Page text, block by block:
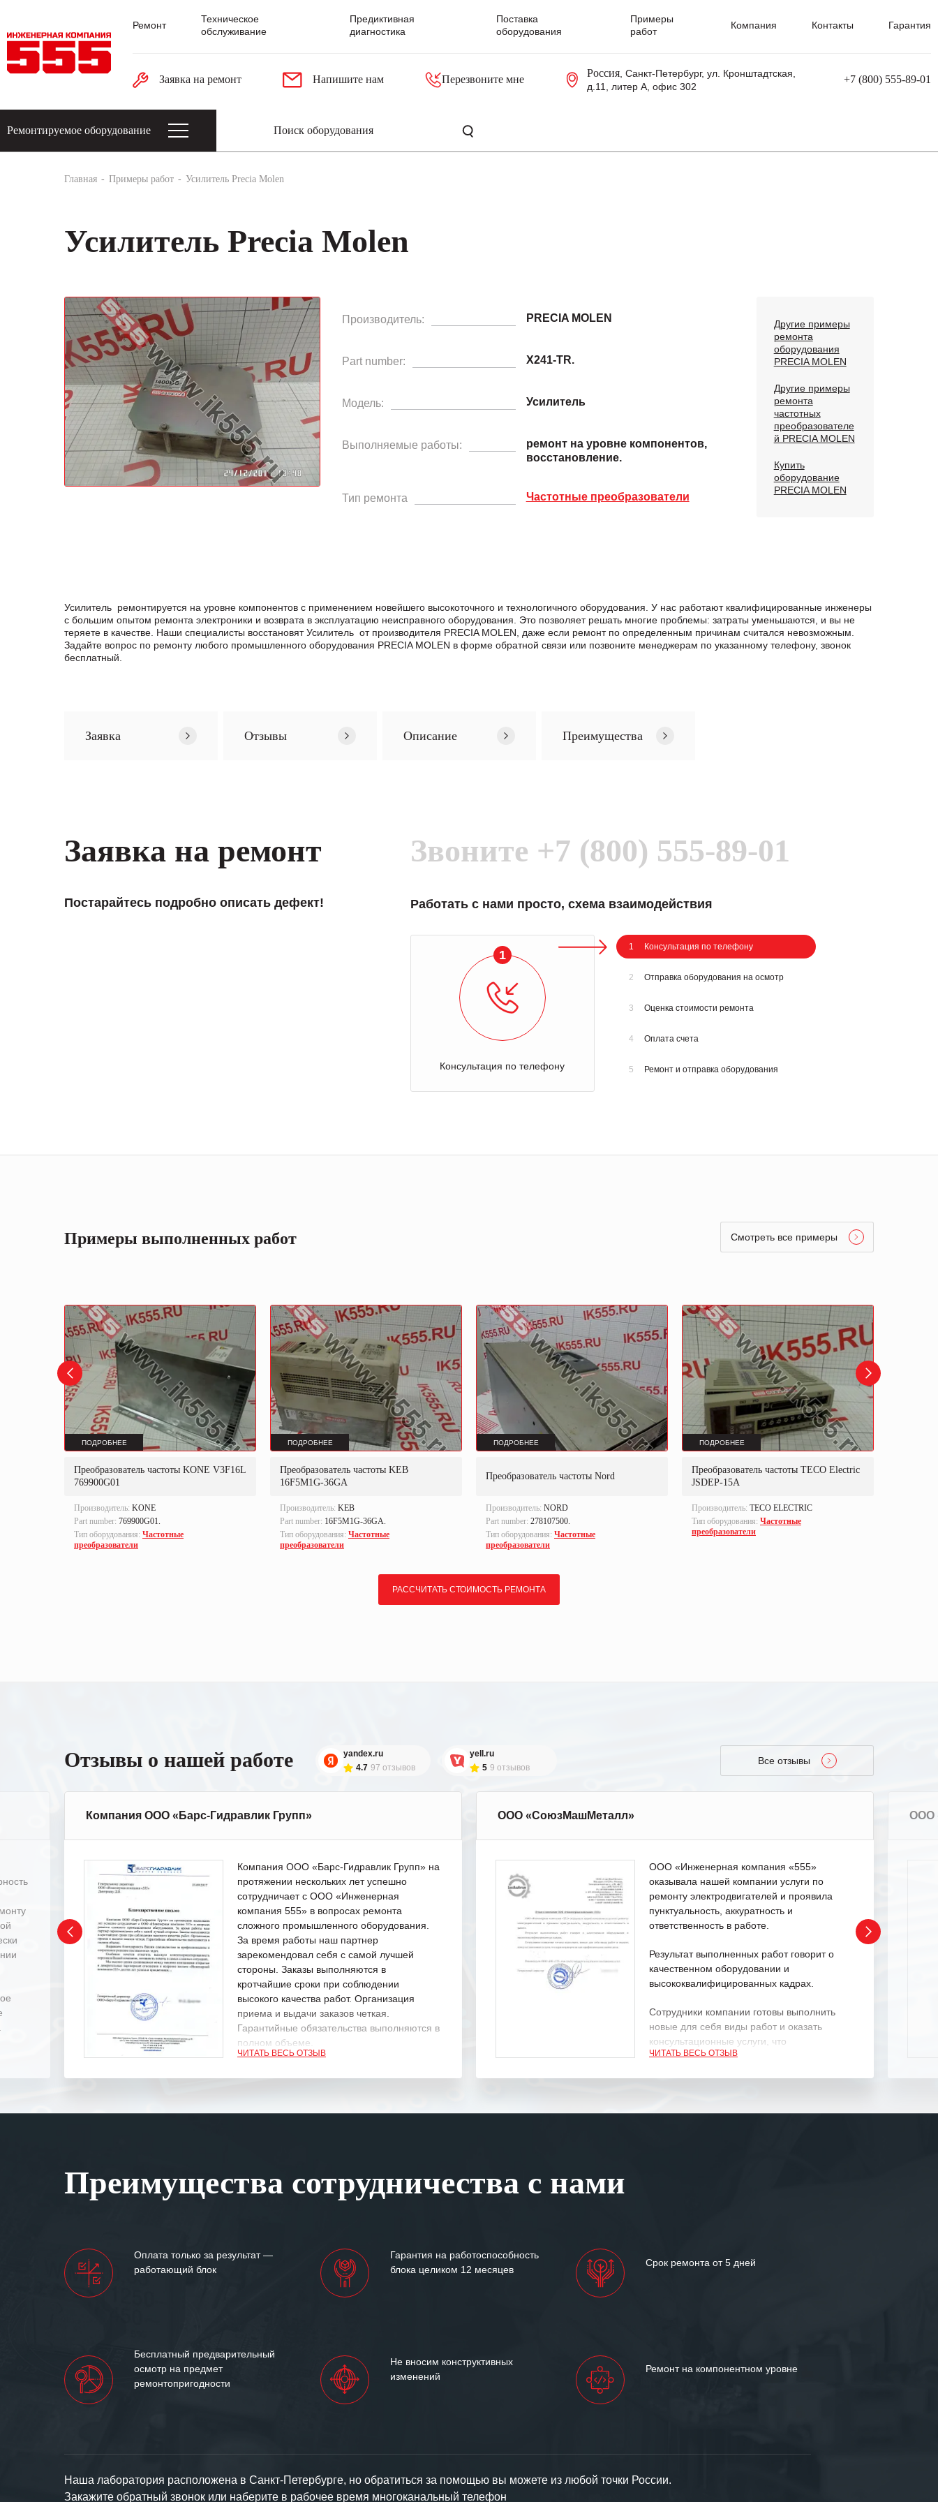
Ремонт
Техническое
обслуживание
Предиктивная
диагностика
Поставка
оборудования
Примеры
работ
Компания Контакты Гарантия
Заявка на ремонт Напишите нам Перезвоните мне
Россия, Санкт-Петербург, ул. Кронштадтская,
д.11, литер А, офис 302
+7 (800) 555-89-01
Ремонтируемое оборудование
Главная Примеры работ Усилитель Precia Molen
Усилитель Precia Molen
Производитель: PRECIA MOLEN
Part number: X241-TR.
Модель: Усилитель
Выполняемые работы:
ремонт на уровне компонентов,
восстановление.
Тип ремонта Частотные преобразователи
Другие примеры
ремонта
оборудования
PRECIA MOLEN
Другие примеры
ремонта
частотных
преобразователе
й PRECIA MOLEN
Купить
оборудование
PRECIA MOLEN
Усилитель ремонтируется на уровне компонентов с применением новейшего высокоточного и технологичного оборудования. У нас работают квалифицированные инженеры
с большим опытом ремонта электроники и возврата в эксплуатацию неисправного оборудования. Это позволяет решать многие проблемы: затраты уменьшаются, и вы не
теряете в качестве. Наши специалисты восстановят Усилитель от производителя PRECIA MOLEN, даже если ремонт по определенным причинам считался невозможным.
Задайте вопрос по ремонту любого промышленного оборудования PRECIA MOLEN в формe обратной связи или позвоните менеджерам по указанному телефону, звонок
бесплатный.
Заявка Отзывы Описание Преимущества
Заявка на ремонт
Постарайтесь подробно описать дефект!
Звоните +7 (800) 555-89-01
Работать с нами просто, схема взаимодействия
1
Консультация по телефону
1 Консультация по телефону
2 Отправка оборудования на осмотр
3 Оценка стоимости ремонта
4 Оплата счета
5 Ремонт и отправка оборудования
Примеры выполненных работ Смотреть все примеры
ПОДРОБНЕЕ
Преобразователь частоты KONE V3F16L
769900G01
Производитель: KONE
Part number: 769900G01.
Тип оборудования: Частотные
преобразователи
ПОДРОБНЕЕ
Преобразователь частоты KEB
16F5M1G-36GA
Производитель: KEB
Part number: 16F5M1G-36GA.
Тип оборудования: Частотные
преобразователи
ПОДРОБНЕЕ
Преобразователь частоты Nord
Производитель: NORD
Part number: 278107500.
Тип оборудования: Частотные
преобразователи
ПОДРОБНЕЕ
Преобразователь частоты TECO Electric
JSDEP-15A
Производитель: TECO ELECTRIC
Тип оборудования: Частотные
преобразователи
РАССЧИТАТЬ СТОИМОСТЬ РЕМОНТА
Отзывы о нашей работе
yandex.ru
4.7 97 отзывов
yell.ru
5 9 отзывов
Все отзывы
Компания ООО «Барс-Гидравлик Групп»
Компания ООО «Барс-Гидравлик Групп» на
протяжении нескольких лет успешно
сотрудничает с ООО «Инженерная
компания 555» в вопросах ремонта
сложного промышленного оборудования.
За время работы наш партнер
зарекомендовал себя с самой лучшей
стороны. Заказы выполняются в
кротчайшие сроки при соблюдении
высокого качества работ. Организация
приема и выдачи заказов четкая.
Гарантийные обязательства выполняются в
полном объеме.
Мы высоко ценим сложившиеся между
«555» долгих лет успеха и процветания.
ЧИТАТЬ ВЕСЬ ОТЗЫВ
ООО «СоюзМашМеталл»
ООО «Инженерная компания «555»
оказывала нашей компании услуги по
ремонту электродвигателей и проявила
пунктуальность, аккуратность и
ответственность в работе.
Результат выполненных работ говорит о
качественном оборудовании и
высококвалифицированных кадрах.
Сотрудники компании готовы выполнить
новые для себя виды работ и оказать
консультационные услуги, что
характеризует их как профессионалов
ответственного и надежного поставщика
ЧИТАТЬ ВЕСЬ ОТЗЫВ
ООО
Преимущества сотрудничества с нами
Оплата только за результат —
работающий блок
Гарантия на работоспособность
блока целиком 12 месяцев
Срок ремонта от 5 дней
Бесплатный предварительный
осмотр на предмет
ремонтопригодности
Не вносим конструктивных
изменений
Ремонт на компонентном уровне
Наша лаборатория расположена в Санкт-Петербурге, но обратиться за помощью вы можете из любой точки России.
Закажите обратный звонок или наберите в рабочее время многоканальный телефон